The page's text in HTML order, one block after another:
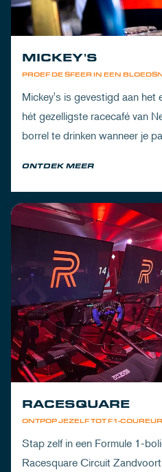
PROEF DE SFEER IN EEN
MICKEY'S
Mickey's is gevestigd aan het
hét gezelligste racecafé van
borrel te drinken wanneer je
ONTDEK MEER
ONTPOP JEZELF TOT F1-COUREUR
RACESQUARE
Stap zelf in een Formule 1-
Racesquare Circuit